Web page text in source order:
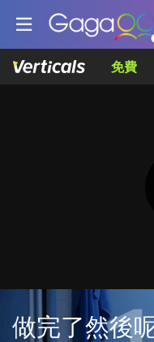
免費
做完了然後